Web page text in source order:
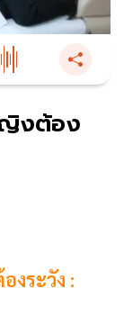
ญิงต้อง
งระวัง :